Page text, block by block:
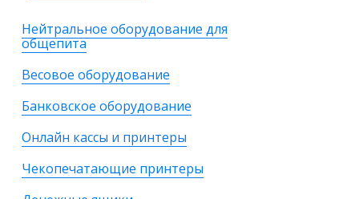
Нейтральное оборудование для
общепита
Весовое оборудование
Банковское оборудование
Онлайн кассы и принтеры
Чекопечатающие принтеры